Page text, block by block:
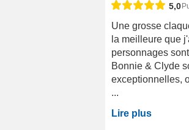
5,0
Une grosse
la meilleure que
personnages
Bonnie & Clyde
exceptionnelles,
...
Lire plus